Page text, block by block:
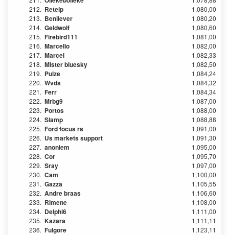
212. Reteip
1,080,00
213. Benliever
1,080,20
214. Geldwolf
1,080,60
215. Firebird111
1,081,00
216. Marcello
1,082,00
217. Marcel
1,082,33
218. Mister bluesky
1,082,50
219. Pulze
1,084,24
220. Wvds
1,084,32
221. Ferr
1,084,34
222. Mrbg9
1,087,00
223. Portos
1,088,00
224. Slamp
1,088,88
225. Ford focus rs
1,091,00
226. Us markets support
1,091,30
227. anoniem
1,095,00
228. Cor
1,095,70
229. Sray
1,097,00
230. Cam
1,100,00
231. Gazza
1,105,55
232. Andre braas
1,106,60
233. Rimene
1,108,00
234. Delphi6
1,111,00
235. Kazara
1,111,11
236. Fulgore 1,123,11